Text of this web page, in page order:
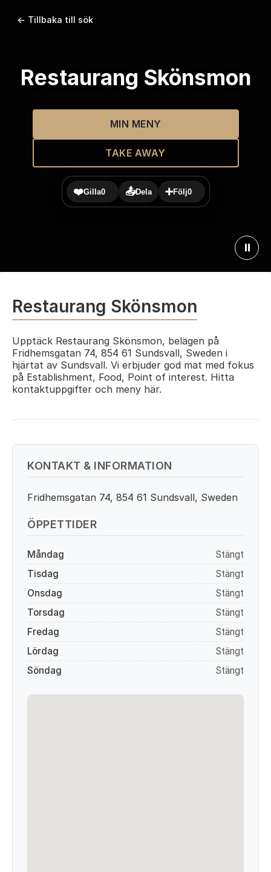
← Tillbaka till sök
Restaurang Skönsmon
MIN MENY
TAKE AWAY
❤️Gilla0 📤Dela ➕Följ0
⏸
Restaurang Skönsmon
Upptäck Restaurang Skönsmon, belägen på
Fridhemsgatan 74, 854 61 Sundsvall, Sweden i
hjärtat av Sundsvall. Vi erbjuder god mat med fokus
på Establishment, Food, Point of interest. Hitta
kontaktuppgifter och meny här.
KONTAKT & INFORMATION
Fridhemsgatan 74, 854 61 Sundsvall, Sweden
ÖPPETTIDER
Måndag
Stängt
Tisdag
Stängt
Onsdag
Stängt
Torsdag
Stängt
Fredag
Stängt
Lördag
Stängt
Söndag
Stängt